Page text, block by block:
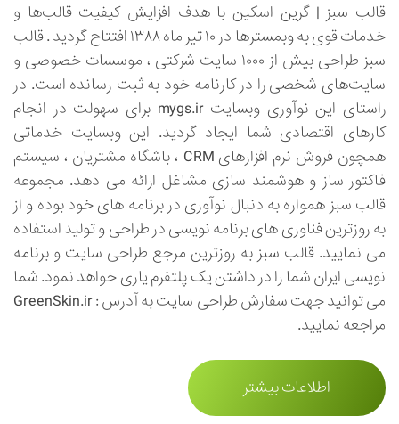
قالب سبز | گرین اسکین با هدف افزایش کیفیت قالب‌ها و
خدمات قوی به وبمسترها در ۱۰ تیر ماه ۱۳۸۸ افتتاح گردید . قالب
سبز طراحی بیش از ۱۰۰۰ سایت شرکتی ، موسسات خصوصی و
سایت‌های شخصی را در کارنامه خود به ثبت رسانده است. در
راستای این نوآوری وبسایت mygs.ir برای سهولت در انجام
کارهای اقتصادی شما ایجاد گردید. این وبسایت خدماتی
همچون فروش نرم افزارهای CRM ، باشگاه مشتریان ، سیستم
فاکتور ساز و هوشمند سازی مشاغل ارائه می دهد. مجموعه
قالب سبز همواره به دنبال نوآوری در برنامه های خود بوده و از
به روزترین فناوری های برنامه نویسی در طراحی و تولید استفاده
می نمایید. قالب سبز به روزترین مرجع طراحی سایت و برنامه
نویسی ایران شما را در داشتن یک پلتفرم یاری خواهد نمود. شما
می توانید جهت سفارش طراحی سایت به آدرس : GreenSkin.ir
مراجعه نمایید.
اطلاعات بیشتر